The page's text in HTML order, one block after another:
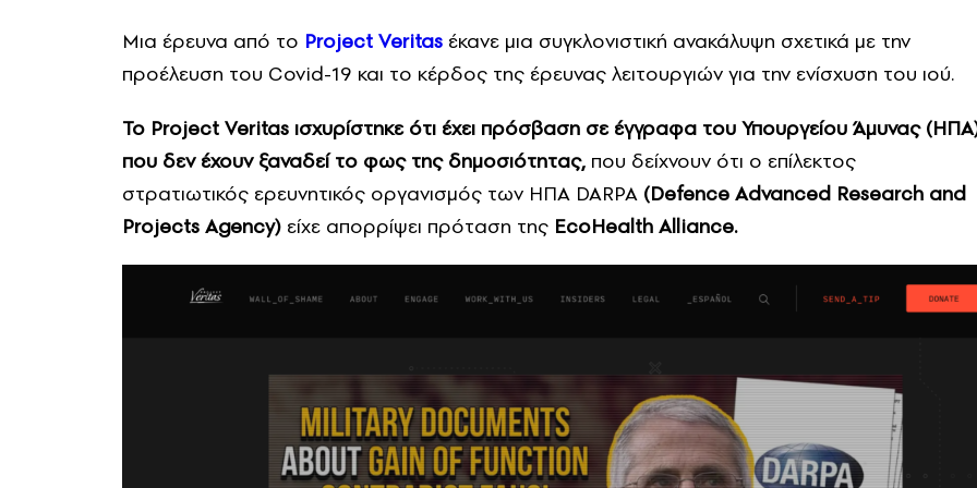
Μια έρευνα από το Project Veritas έκανε μια συγκλονιστική ανακάλυψη σχετικά με την
προέλευση του Covid-19 και το κέρδος της έρευνας λειτουργιών για την ενίσχυση του ιού.
Το Project Veritas ισχυρίστηκε ότι έχει πρόσβαση σε έγγραφα του Υπουργείου Άμυνας
που δεν έχουν ξαναδεί το φως της δημοσιότητας, που δείχνουν ότι ο επίλεκτος
στρατιωτικός ερευνητικός οργανισμός των ΗΠΑ DARPA (Defence Advanced Research and
Projects Agency) είχε απορρίψει πρόταση της EcoHealth Alliance.